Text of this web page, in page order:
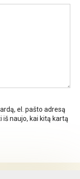
el. pašto adresą
naujo, kai kitą kartą